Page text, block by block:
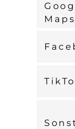
Maps